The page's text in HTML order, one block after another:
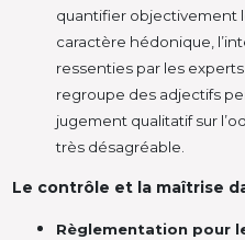
quantifier objectivement
caractère hédonique,
ressenties par les
regroupe des adjectifs
jugement qualitatif sur
très désagréable.
Le contrôle et la maîtrise
Règlementation pour